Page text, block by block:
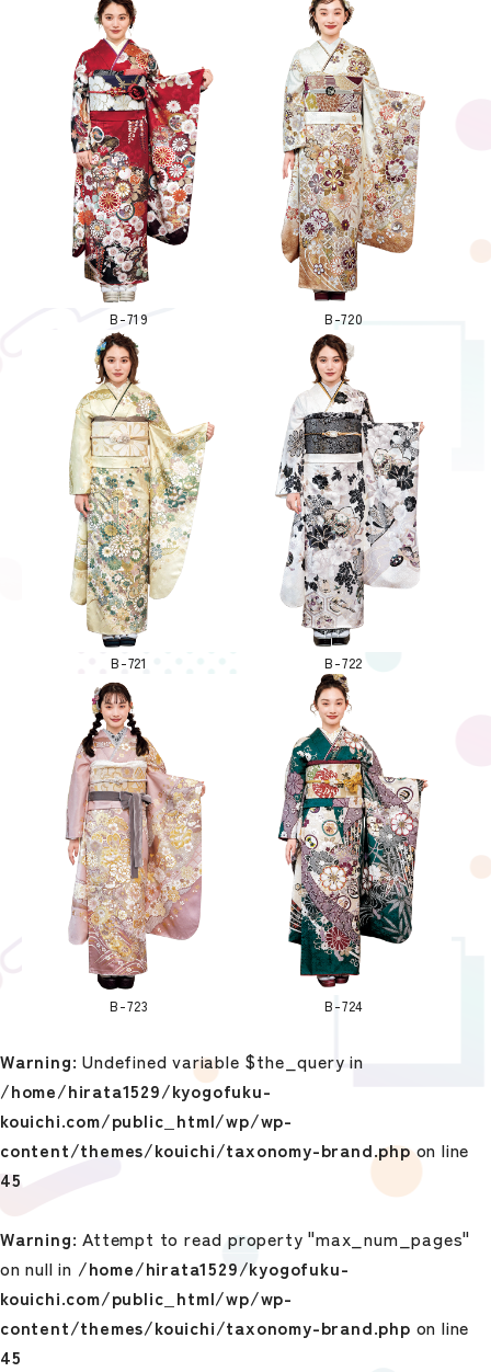
B-719 B-720
B-721 B-722
B-723 B-724
Warning: Undefined variable $the_query in
/home/hirata1529/kyogofuku-
kouichi.com/public_html/wp/wp-
content/themes/kouichi/taxonomy-brand.phpon line
45
Warning: Attempt to read property "max_num_pages"
on null in /home/hirata1529/kyogofuku-
kouichi.com/public_html/wp/wp-
content/themes/kouichi/taxonomy-brand.php on line
45